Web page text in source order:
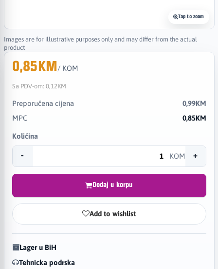
Tap to zoom
Images are for illustrative purposes only and may differ from the actual
product
0,85KM/ KOM
Sa PDV-om: 0,12KM
Preporučena cijena
0,99KM
MPC
0,85KM
Količina
- KOM +
Dodaj u korpu
Add to wishlist
Lager u BiH
Tehnicka podrska